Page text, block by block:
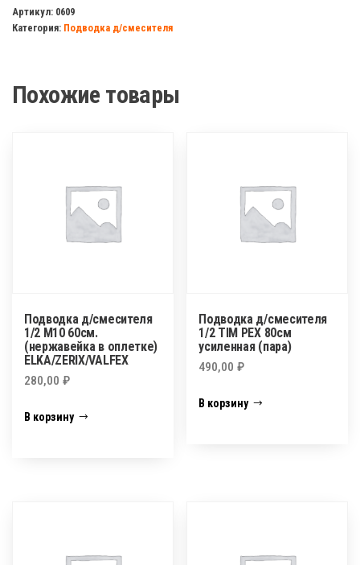
д/
смесителя
50см
Артикул: 0609
Категория: Подводка д/смесителя
Похожие товары
Подводка д/смесителя
1/2 М10 60см.
(нержавейка в оплетке)
ELKA/ZERIX/VALFEX
280,00 ₽
В корзину
Подводка д/смесителя
1/2 TIM PEX 80см
усиленная (пара)
490,00₽
В корзину